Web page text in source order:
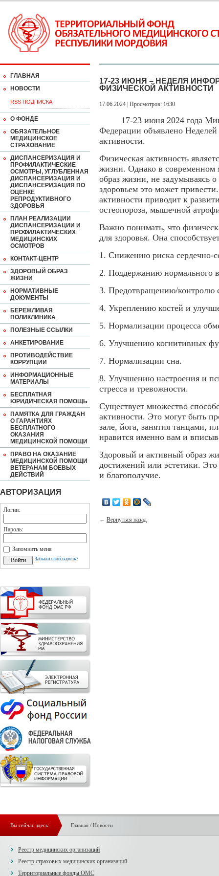
ГЛАВНАЯ
НОВОСТИ
RSS ПОДПИСКА
О ФОНДЕ
ОБЯЗАТЕЛЬНОЕ
МЕДИЦИНСКОЕ
СТРАХОВАНИЕ
ДИСПАНСЕРИЗАЦИЯ И
ПРОФИЛАКТИЧЕСКИЕ
ОСМОТРЫ, УГЛУБЛЕННАЯ
ДИСПАНСЕРИЗАЦИЯ И
ДИСПАНСЕРИЗАЦИЯ ПО
ОЦЕНКЕ
РЕПРОДУКТИВНОГО
ЗДОРОВЬЯ
ПЛАН РЕАЛИЗАЦИИ
ДИСПАНСЕРИЗАЦИИ И
ПРОФИЛАКТИЧЕСКИХ
МЕДИЦИНСКИХ
ОСМОТРОВ
КОНТАКТ-ЦЕНТР
ЗДОРОВЫЙ ОБРАЗ
ЖИЗНИ
НОРМАТИВНЫЕ
ДОКУМЕНТЫ
БЕРЕЖЛИВАЯ
ПОЛИКЛИНИКА
ПОЛЕЗНЫЕ ССЫЛКИ
АНКЕТИРОВАНИЕ
ПРОТИВОДЕЙСТВИЕ
КОРРУПЦИИ
ИНФОРМАЦИОННЫЕ
МАТЕРИАЛЫ
БЕСПЛАТНАЯ
ЮРИДИЧЕСКАЯ ПОМОЩЬ
ПАМЯТКА ДЛЯ ГРАЖДАН
О ГАРАНТИЯХ
БЕСПЛАТНОГО
ОКАЗАНИЯ
МЕДИЦИНСКОЙ ПОМОЩИ
ПРАВО НА ОКАЗАНИЕ
МЕДИЦИНСКОЙ ПОМОЩИ
ВЕТЕРАНАМ БОЕВЫХ
ДЕЙСТВИЙ
АВТОРИЗАЦИЯ
Логин:
Пароль:
Запомнить меня
Забыли свой пароль?
17-23 ИЮНЯ – НЕДЕЛЯ
ФИЗИЧЕСКОЙ АКТИВНОСТИ
17.06.2024 | Просмотров: 1630
17-23 июня 2024 года
Федерации объявлено
активности.
Физическая активность
жизни. Однако в современном
образ жизни, не задумываясь
здоровьем это может
активности приводит к
остеопороза, мышечной
Важно понимать, что
для здоровья. Она
1. Снижению риска сердечно-
2. Поддержанию нормального
3. Предотвращению/контролю
4. Укреплению костей и
5. Нормализации процесса
6. Улучшению когнитивных
7. Нормализации сна.
8. Улучшению настроения и
стресса и тревожности.
Существует множество
активности. Это могут быть
зале, йога, занятия танцами,
нравится именно вам и
Здоровый и активный образ
достижений или эстетики.
и благополучие.
← Вернуться назад
Вы сейчас здесь: Главная/ Новости
Реестр медицинских организаций
Реестр страховых медицинских организаций
Территориальные фонды ОМС